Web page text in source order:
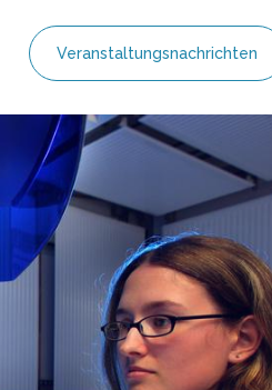
Veranstaltungsnachrichten